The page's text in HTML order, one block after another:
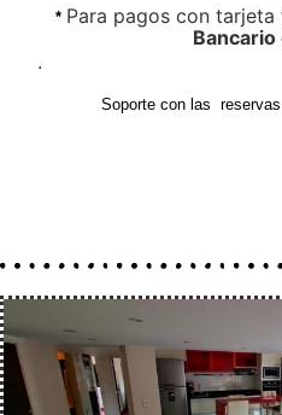
* Para pagos con tarjeta
Bancario
.
Soporte con las